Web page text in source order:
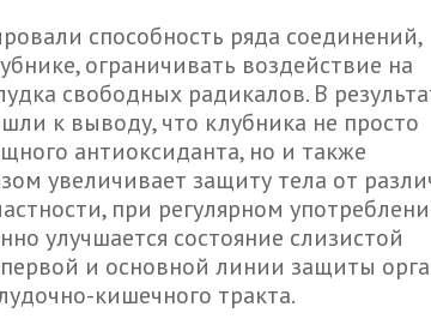
способность ряда соединений,
ограничивать воздействие на
свободных радикалов. В
к выводу, что клубника не просто
антиоксиданта, но и также
увеличивает защиту тела от
при регулярном
улучшается состояние слизистой
и основной линии защиты
кишечного тракта.